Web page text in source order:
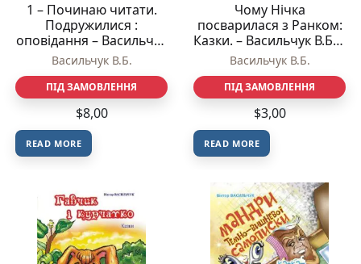
1 – Починаю читати.
Подружилися :
оповідання – Васильчук
В.Б. – (НК Богдан)
Васильчук В.Б.
ПІД ЗАМОВЛЕННЯ
$8,00
READ MORE
Чому Нічка
посварилася з Ранком:
Казки. – Васильчук В.Б. –
(НК Богдан)
Васильчук В.Б.
ПІД ЗАМОВЛЕННЯ
$3,00
READ MORE